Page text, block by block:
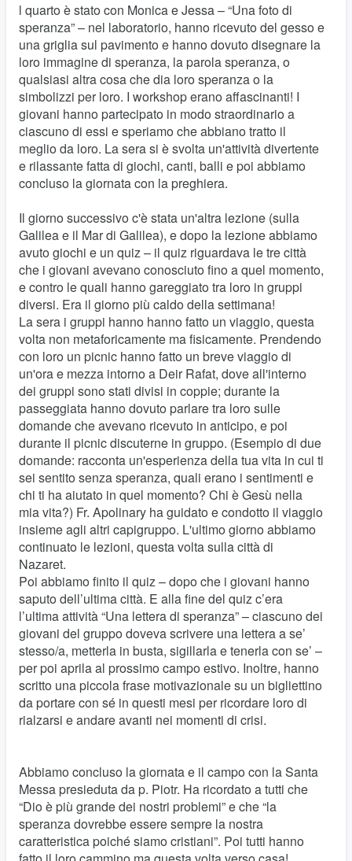
l quarto è stato con Monica e Jessa – “Una foto di
speranza” – nel laboratorio, hanno ricevuto del gesso e
una griglia sul pavimento e hanno dovuto disegnare la
loro immagine di speranza, la parola speranza, o
qualsiasi altra cosa che dia loro speranza o la
simbolizzi per loro. I workshop erano affascinanti! I
giovani hanno partecipato in modo straordinario a
ciascuno di essi e speriamo che abbiano tratto il
meglio da loro. La sera si è svolta un'attività divertente
e rilassante fatta di giochi, canti, balli e poi abbiamo
concluso la giornata con la preghiera.
Il giorno successivo c'è stata un'altra lezione (sulla
Galilea e il Mar di Galilea), e dopo la lezione abbiamo
avuto giochi e un quiz – il quiz riguardava le tre città
che i giovani avevano conosciuto fino a quel momento,
e contro le quali hanno gareggiato tra loro in gruppi
diversi. Era il giorno più caldo della settimana!
La sera i gruppi hanno hanno fatto un viaggio, questa
volta non metaforicamente ma fisicamente. Prendendo
con loro un picnic hanno fatto un breve viaggio di
un'ora e mezza intorno a Deir Rafat, dove all'interno
dei gruppi sono stati divisi in coppie; durante la
passeggiata hanno dovuto parlare tra loro sulle
domande che avevano ricevuto in anticipo, e poi
durante il picnic discuterne in gruppo. (Esempio di due
domande: racconta un'esperienza della tua vita in cui ti
sei sentito senza speranza, quali erano i sentimenti e
chi ti ha aiutato in quel momento? Chi è Gesù nella
mia vita?) Fr. Apolinary ha guidato e condotto il viaggio
insieme agli altri capigruppo. L'ultimo giorno abbiamo
continuato le lezioni, questa volta sulla città di
Nazaret.
Poi abbiamo finito il quiz – dopo che i giovani hanno
saputo dell’ultima città. E alla fine del quiz c’era
l’ultima attività “Una lettera di speranza” – ciascuno dei
giovani del gruppo doveva scrivere una lettera a se’
stesso/a, metterla in busta, sigillarla e tenerla con se’ –
per poi aprila al prossimo campo estivo. Inoltre, hanno
scritto una piccola frase motivazionale su un bigliettino
da portare con sé in questi mesi per ricordare loro di
rialzarsi e andare avanti nei momenti di crisi.
Abbiamo concluso la giornata e il campo con la Santa
Messa presieduta da p. Piotr. Ha ricordato a tutti che
“Dio è più grande dei nostri problemi” e che “la
speranza dovrebbe essere sempre la nostra
caratteristica poiché siamo cristiani”. Poi tutti hanno